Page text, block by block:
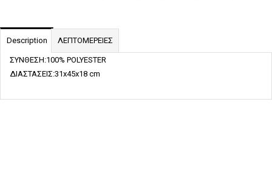
Description ΛΕΠΤΟΜΕΡΕΙΕΣ
ΣΥΝΘΕΣΗ:100% POLYESTER
ΔΙΑΣΤΑΣΕΙΣ:31x45x18 cm